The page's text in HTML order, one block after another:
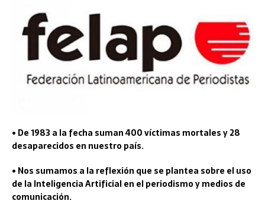
• De 1983 a la fecha suman 400 víctimas mortales y 28
desaparecidos en nuestro país.
• Nos sumamos a la reflexión que se plantea sobre el uso
de la Inteligencia Artificial en el periodismo y medios de
comunicación.